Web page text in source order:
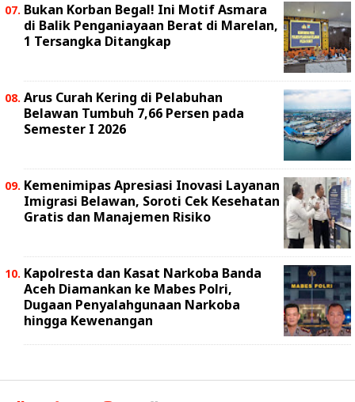
Bukan Korban Begal! Ini Motif Asmara
di Balik Penganiayaan Berat di Marelan,
1 Tersangka Ditangkap
Arus Curah Kering di Pelabuhan
Belawan Tumbuh 7,66 Persen pada
Semester I 2026
Kemenimipas Apresiasi Inovasi Layanan
Imigrasi Belawan, Soroti Cek Kesehatan
Gratis dan Manajemen Risiko
Kapolresta dan Kasat Narkoba Banda
Aceh Diamankan ke Mabes Polri,
Dugaan Penyalahgunaan Narkoba
hingga Kewenangan